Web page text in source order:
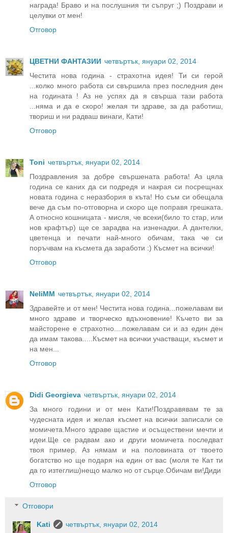
награда! Браво и на послушния ти съпруг ;) Поздрави и
целувки от мен!
Отговор
ЦВЕТНИ ФАНТАЗИИ четвъртък, януари 02, 2014
Честита нова година - страхотна идея! Ти си герой
...колко много работа си свършила през последния ден
на годината ! Аз не успях да я свърша тази работа
...няма и да е скоро! желая ти здраве, за да работиш,
твориш и ни радваш винаги, Кати!
Отговор
Toni четвъртък, януари 02, 2014
Поздравления за добре свършената работа! Аз цяла
година се каних да си подредя и накрая си посрещнах
новата година с неразбория в къта! Но съм си обещала
вече да съм по-отговорна и скоро ще поправя грешката.
А относно кошницата - мисля, че всеки(било то стар, или
нов крафтър) ще се зарадва на изненадки. А дантелки,
цветенца и печати най-много обичам, така че си
поръчвам на късмета да заработи :) Късмет на всички!
Отговор
NeliMM четвъртък, януари 02, 2014
Здравейте и от мен! Честита нова година...пожелавам ви
много здраве и творческо вдъхновение! Къчето ви за
майсторене е страхотно....пожелавам си и аз един ден
да имам такова.....Късмет на всички участващи, късмет и
на мен...
Отговор
Didi Georgieva четвъртък, януари 02, 2014
За много години и от мен Кати!Поздравявам те за
чудесната идея и желая късмет на всички записали се
момичета.Много здраве щастие и осъществени мечти и
идеи.Ще се радвам ако и други момичета последват
твоя пример. Аз нямам и на половината от твоето
богатство но ще подаря на един от вас (моля те Кат ти
да го изтеглиш)нещо малко но от сърце.Обичам ви!Диди
Отговор
Отговори
Kati четвъртък, януари 02, 2014